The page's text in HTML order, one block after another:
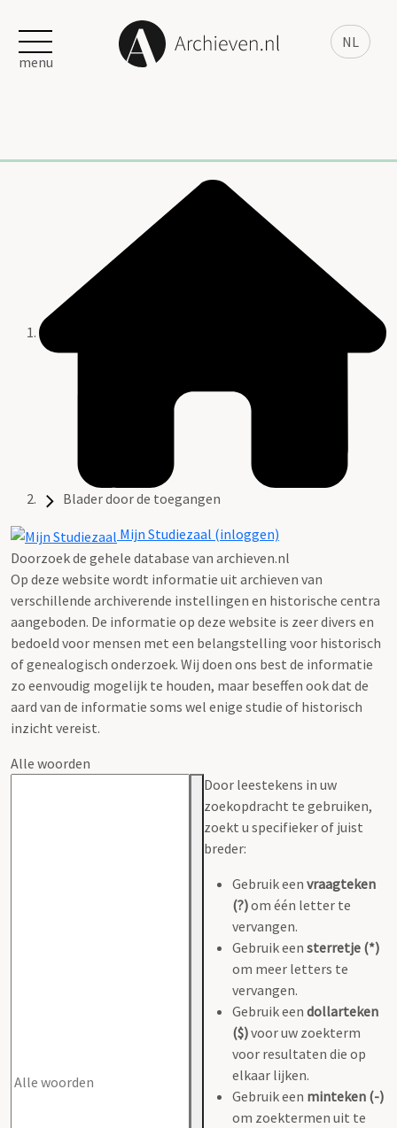
NL
menu
Blader door de toegangen
Mijn Studiezaal (inloggen)
Doorzoek de gehele database van archieven.nl
Op deze website wordt informatie uit archieven van
verschillende archiverende instellingen en historische centra
aangeboden. De informatie op deze website is zeer divers en
bedoeld voor mensen met een belangstelling voor historisch
of genealogisch onderzoek. Wij doen ons best de informatie
zo eenvoudig mogelijk te houden, maar beseffen ook dat de
aard van de informatie soms wel enige studie of historisch
inzicht vereist.
Alle woorden
Door leestekens in uw
zoekopdracht te gebruiken,
zoekt u specifieker of juist
breder:
Gebruik een vraagteken
(?)om één letter te
vervangen.
Gebruik een sterretje (*)
om meer letters te
vervangen.
Gebruik een dollarteken
($)voor uw zoekterm
voor resultaten die op
elkaar lijken.
Gebruik een minteken (-)
om zoektermen uit te